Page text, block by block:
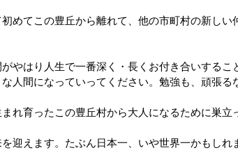
めてこの豊丘から離れて、他の市町村の新し
やはり人生で一番深く・長くお付き合いする
人間になっていってください。勉強も、頑張る
れ育ったこの豊丘村から大人になるために巣立
迎えます。たぶん日本一、いや世界一かもしれ